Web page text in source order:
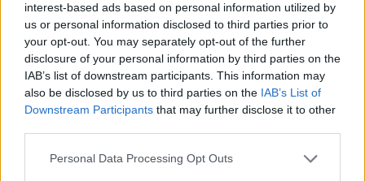
interest-based ads based on personal information utilized by
us or personal information disclosed to third parties prior to
your opt-out. You may separately opt-out of the further
disclosure of your personal information by third parties on the
IAB’s list of downstream participants. This information may
also be disclosed by us to third parties on the IAB’s List of
Downstream Participants that may further disclose it to other
Personal Data Processing Opt Outs
Kultura
Lesního divadla Skalka. Nabídne hudbu,
divadlo i tvořivé dílny